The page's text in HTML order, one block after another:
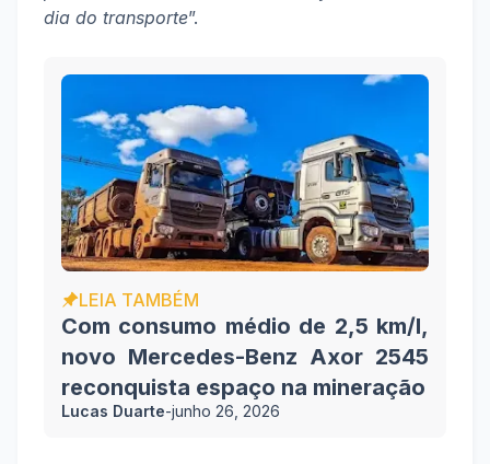
dia do transporte”.
LEIA TAMBÉM
Com consumo médio de 2,5 km/l,
novo Mercedes-Benz Axor 2545
reconquista espaço na mineração
Lucas Duarte-junho 26, 2026